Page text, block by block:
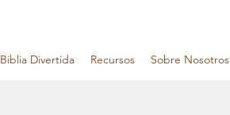
Biblia Divertida Recursos Sobre Nosotros